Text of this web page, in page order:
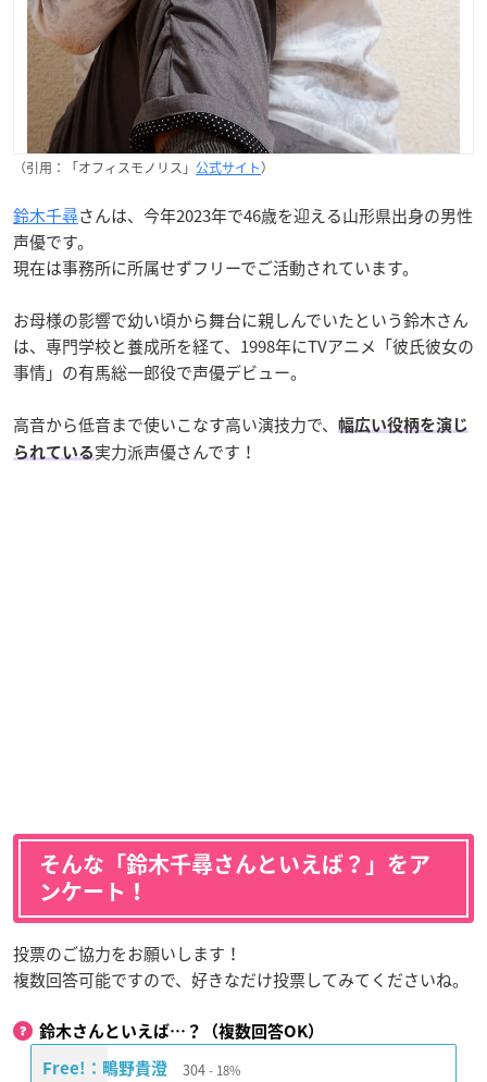
（引用：「オフィスモノリス」 公式サイト）
鈴木千尋さんは、今年2023年で46歳を迎える山形県出身の男性
声優です。
現在は事務所に所属せずフリーでご活動されています。
お母様の影響で幼い頃から舞台に親しんでいたという鈴木さん
は、専門学校と養成所を経て、1998年にTVアニメ「彼氏彼女の
事情」の有馬総一郎役で声優デビュー。
高音から低音まで使いこなす高い演技力で、
幅広い役柄を演じ
られている 実力派声優さんです！
そんな「鈴木千尋さんといえば？」をア
ンケート！
投票のご協力をお願いします！
複数回答可能ですので、好きなだけ投票してみてくださいね。
鈴木さんといえば…？（複数回答OK）
Free!：鴫野貴澄 304 18%